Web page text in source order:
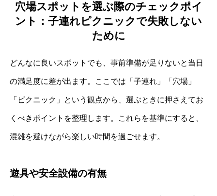
穴場スポットを選ぶ際のチェックポイ
ント：子連れピクニックで失敗しない
ために
どんなに良いスポットでも、事前準備が足りないと当日
の満足度に差が出ます。ここでは「子連れ」「穴場」
「ピクニック」という観点から、選ぶときに押さえてお
くべきポイントを整理します。これらを基準にすると、
混雑を避けながら楽しい時間を過ごせます。
遊具や安全設備の有無